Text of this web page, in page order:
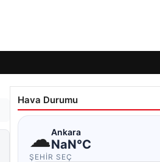
Hava Durumu
☁Ankara
NaN°C
ŞEHIR SEÇ